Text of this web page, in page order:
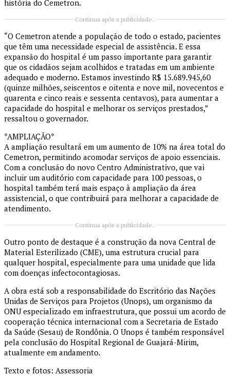
história do Cemetron.
Continua após a publicidade..
“O Cemetron atende a população de todo o estado, pacientes
que têm uma necessidade especial de assistência. E essa
expansão do hospital é um passo importante para garantir
que os cidadãos sejam acolhidos e tratadas em um ambiente
adequado e moderno. Estamos investindo R$ 15.689.945,60
(quinze milhões, seiscentos e oitenta e nove mil, novecentos e
quarenta e cinco reais e sessenta centavos), para aumentar a
capacidade do hospital e melhorar os serviços prestados,”
ressaltou o governador.
*AMPLIAÇÃO*
A ampliação resultará em um aumento de 10% na área total do
Cemetron, permitindo acomodar serviços de apoio essenciais.
Com a conclusão do novo Centro Administrativo, que vai
incluir um auditório com capacidade para 100 pessoas, o
hospital também terá mais espaço à ampliação da área
assistencial, o que contribuirá para melhorar a capacidade de
atendimento.
Continua após a publicidade..
Outro ponto de destaque é a construção da nova Central de
Material Esterilizado (CME), uma estrutura crucial para
qualquer hospital, especialmente para uma unidade que lida
com doenças infectocontagiosas.
A obra está sob a responsabilidade do Escritório das Nações
Unidas de Serviços para Projetos (Unops), um organismo da
ONU especializado em infraestrutura, que possui um acordo de
cooperação técnica internacional com a Secretaria de Estado
da Saúde (Sesau) de Rondônia. O Unops é também responsável
pela conclusão do Hospital Regional de Guajará-Mirim,
atualmente em andamento.
Texto e fotos: Assessoria